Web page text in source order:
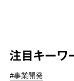
注目キーワ
#事業開発